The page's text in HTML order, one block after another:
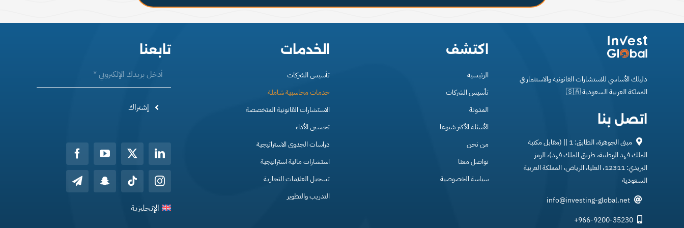
دليلك الأساسي للاستشارات القانونية والاستثمار في
المملكة العربية السعودية 🇸🇦
اتصل بنا
مبنى الجوهرة، الطابق: 1 || (مقابل مكتبة
الملك فهد الوطنية، طريق الملك فهد)، الرمز
البريدي: 12311، العليا، الرياض، المملكة العربية
السعودية
info@investing-global.net
+966-9200-35230
اكتشف
الرئيسية
تأسيس الشركات
المدونة
الأسئلة الأكثر شيوعا
من نحن
تواصل معنا
سياسة الخصوصية
الخدمات
تأسيس الشركات
خدمات محاسبية شاملة
الاستشارات القانونية المتخصصة
تحسين الأداء
دراسات الجدوى الاستراتيجية
استشارات مالية استراتيجية
تسجيل العلامات التجارية
التدريب والتطوير
تابعنا
إشتراك
الإنجليزية